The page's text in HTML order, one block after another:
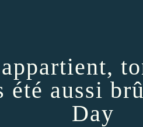
été aussi
Day